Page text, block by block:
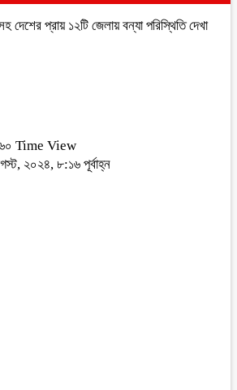
দেশের প্রায় ১২টি জেলায় বন্যা পরিস্থিতি দেখা
Time View
২০২৪, ৮:১৬ পূর্বাহ্ন